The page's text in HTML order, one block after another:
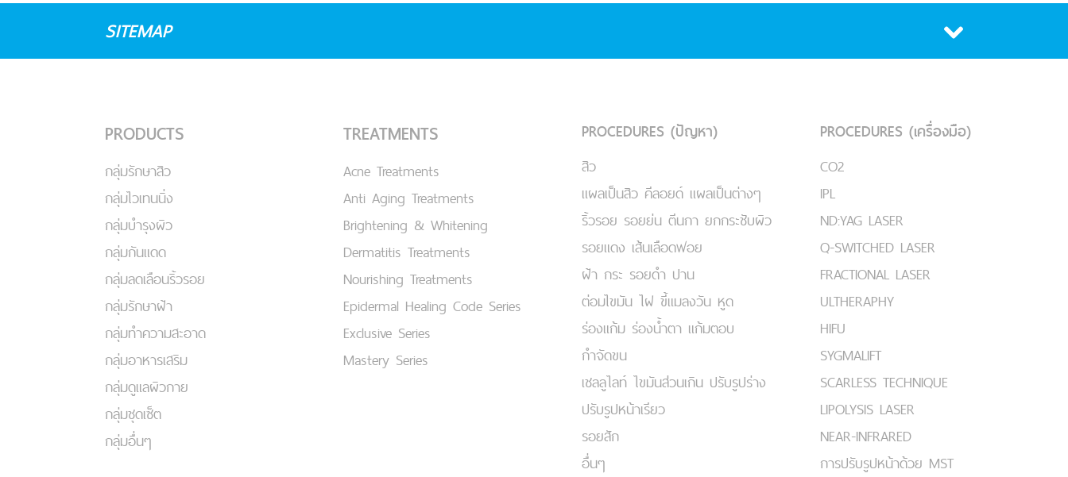
SITEMAP
PRODUCTS
กลุ่มรักษาสิว
กลุ่มไวเทนนิ่ง
กลุ่มบำรุงผิว
กลุ่มกันแดด
กลุ่มลดเลือนริ้วรอย
กลุ่มรักษาฝ้า
กลุ่มทำความสะอาด
กลุ่มอาหารเสริม
กลุ่มดูแลผิวกาย
กลุ่มชุดเซ็ต
กลุ่มอื่นๆ
TREATMENTS
Acne Treatments
Anti Aging Treatments
Brightening & Whitening
Dermatitis Treatments
Nourishing Treatments
Epidermal Healing Code Series
Exclusive Series
Mastery Series
PROCEDURES (ปัญหา)
สิว
แผลเป็นสิว คีลอยด์ แผลเป็นต่างๆ
ริ้วรอย รอยย่น ตีนกา ยกกระชับผิว
รอยแดง เส้นเลือดฟอย
ฝ้า กระ รอยดำ ปาน
ต่อมไขมัน ไฝ ขี้แมลงวัน หูด
ร่องแก้ม ร่องน้ำตา แก้มตอบ
กำจัดขน
เชลลูไลท์ ไขมันส่วนเกิน ปรับรูปร่าง
ปรับรูปหน้าเรียว
รอยสัก
อื่นๆ
PROCEDURES (เครื่องมือ)
CO2
IPL
ND:YAG LASER
Q-SWITCHED LASER
FRACTIONAL LASER
ULTHERAPHY
HIFU
SYGMALIFT
SCARLESS TECHNIQUE
LIPOLYSIS LASER
NEAR-INFRARED
การปรับรูปหน้าด้วย MST